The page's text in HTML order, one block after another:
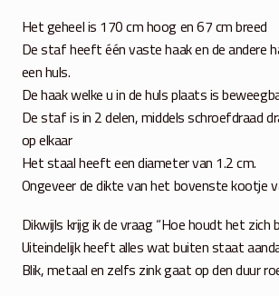
Het geheel is 170 cm hoog en 67 cm breed
De staf heeft één vaste haak en de andere
een huls.
De haak welke u in de huls plaats is
De staf is in 2 delen, middels schroefdraad
op elkaar
Het staal heeft een diameter van 1.2 cm.
Ongeveer de dikte van het bovenste kootje
Dikwijls krijg ik de vraag “Hoe houdt het zich
Uiteindelijk heeft alles wat buiten staat
Blik, metaal en zelfs zink gaat op den duur